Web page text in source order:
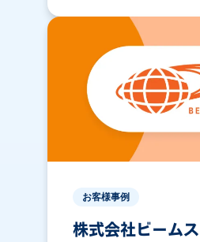
お客様事例
株式会社ビームス